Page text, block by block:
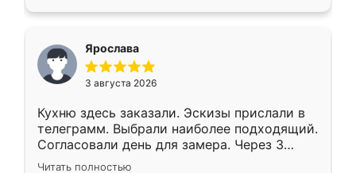
Ярослава
3 августа 2026
Кухню здесь заказали. Эскизы прислали в
телеграмм. Выбрали наиболее подходящий.
Согласовали день для замера. Через 3
недели кухня была уже готова. Остались
Читать полностью